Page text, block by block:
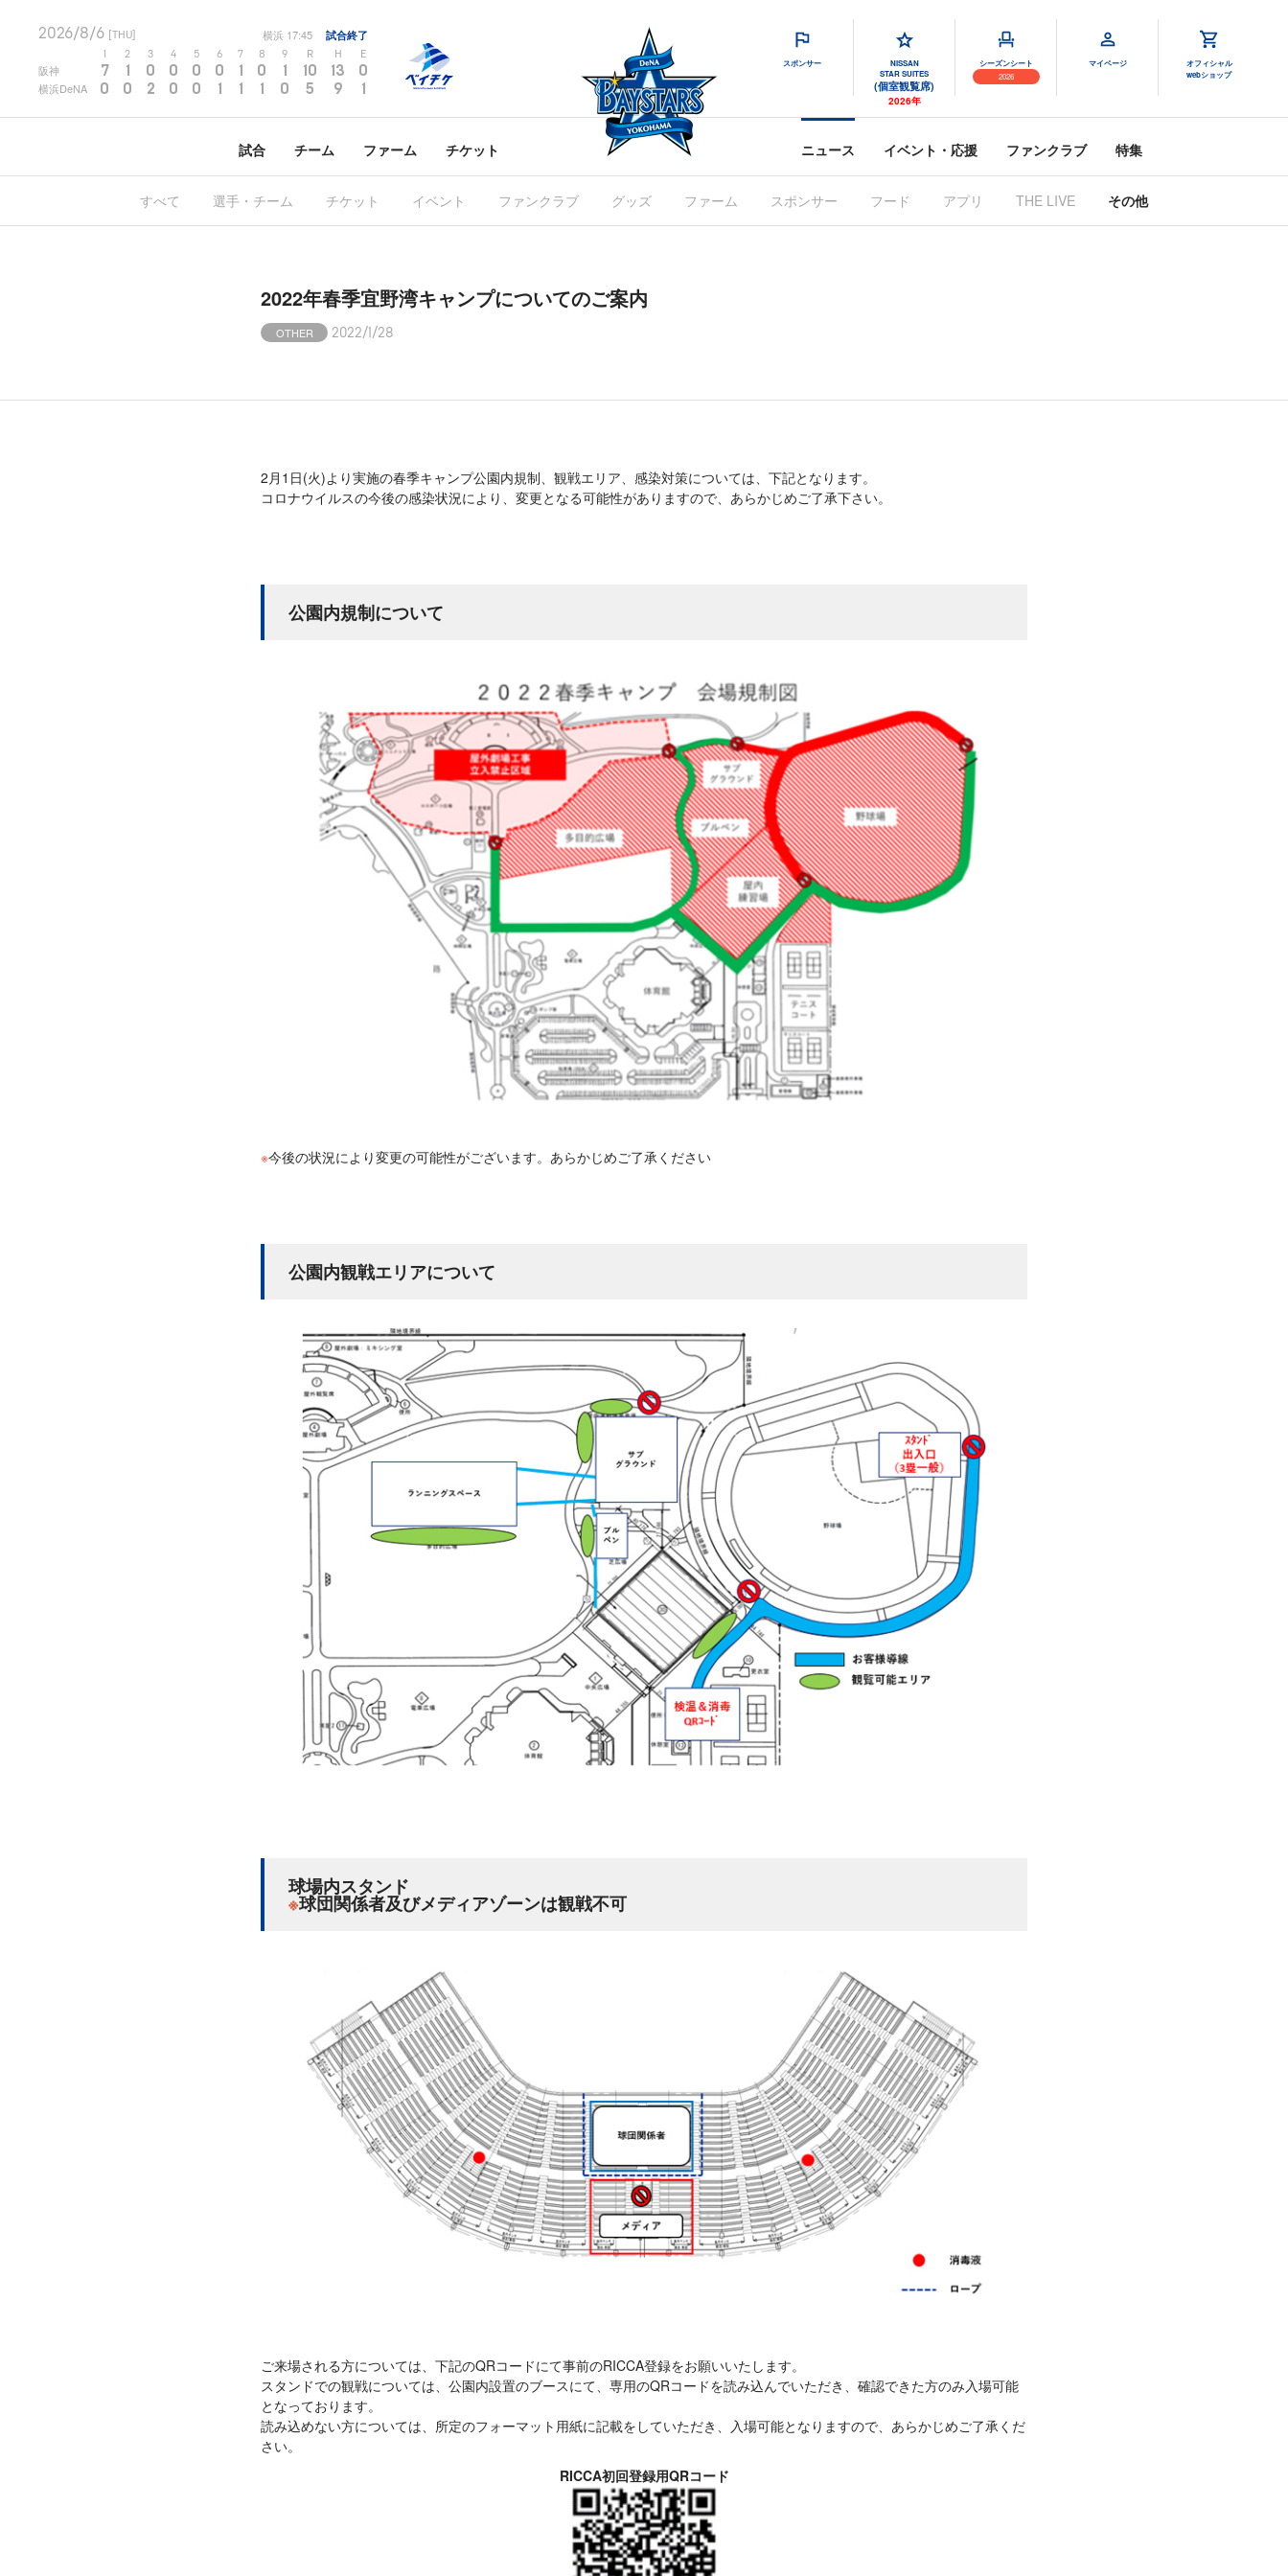
2026/8/6 [THU] 横浜 17:45 試合終了
2 3 4 5 6 7 8 9 R H E
阪神 7 1 0 0 0 0 1 0 1 10 13 0
横浜DeNA 0 0 2 0 0 1 1 1 0 5 9 1
スポンサー
NISSAN
STAR SUITES
(個室観覧席)
2026年
シーズンシート
2026
マイページ
オフィシャル
webショップ
試合 チーム ファーム チケット ニュース イベント・応援 ファンクラブ 特集
すべて 選手・チーム チケット イベント ファンクラブ グッズ ファーム スポンサー フード アプリ THE LIVE その他
2022年春季宜野湾キャンプについてのご案内
OTHER 2022/1/28
2月1日(火)より実施の春季キャンプ公園内規制、観戦エリア、感染対策については、下記となります。
コロナウイルスの今後の感染状況により、変更となる可能性がありますので、あらかじめご了承下さい。
公園内規制について
※今後の状況により変更の可能性がございます。あらかじめご了承ください
公園内観戦エリアについて
球場内スタンド
※球団関係者及びメディアゾーンは観戦不可
ご来場される方については、下記のQRコードにて事前のRICCA登録をお願いいたします。
スタンドでの観戦については、公園内設置のブースにて、専用のQRコードを読み込んでいただき、確認できた方のみ入場可能
となっております。
読み込めない方については、所定のフォーマット用紙に記載をしていただき、入場可能となりますので、あらかじめご了承くだ
さい。
RICCA初回登録用QRコード